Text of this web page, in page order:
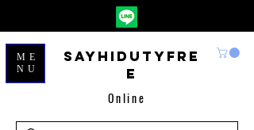
Sayhidutyfre
e
Online
ME
NU